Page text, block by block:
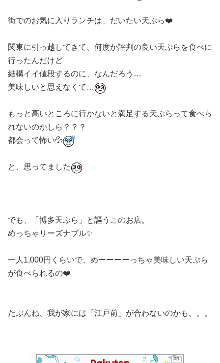
街でのお気に入りランチは、だいたい天ぷら❤️
関東に引っ越してきて、何度か評判の良い天ぷらを食べに
行ったんだけど
結構イイ値段するのに、なんだろう…
美味しいと思えなくて…
もっと高いところに行かないと満足する天ぷらって食べら
れないのかしら？？？
都会って怖い💦
と、思ってました
でも、「博多天ぷら」と謳うこのお店。
めっちゃリーズナブル✨
一人1,000円くらいで、めーーーーっちゃ美味しい天ぷら
が食べられるの❤️
たぶんね、我が家には「江戸前」が合わないのかも。。。
PR